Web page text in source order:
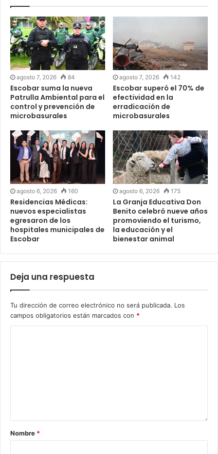
agosto 7, 2026 84
Escobar suma la nueva
Patrulla Ambiental para el
control y prevención de
microbasurales
agosto 7, 2026 142
Escobar superó el 70% de
efectividad en la
erradicación de
microbasurales
agosto 6, 2026 160
Residencias Médicas:
nuevos especialistas
egresaron de los
hospitales municipales de
Escobar
agosto 6, 2026 175
La Granja Educativa Don
Benito celebró nueve años
promoviendo el turismo,
la educación y el
bienestar animal
Deja una respuesta
Tu dirección de correo electrónico no será publicada. Los
campos obligatorios están marcados con *
Nombre *